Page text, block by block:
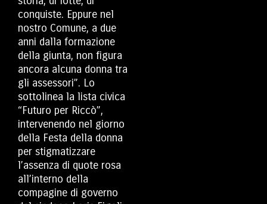
conquiste. Eppure nel
nostro Comune, a due
anni dalla formazione
della giunta, non figura
ancora alcuna donna tra
gli assessori”. Lo
sottolinea la lista civica
“Futuro per Riccò”,
intervenendo nel giorno
della Festa della donna
per stigmatizzare
l’assenza di quote rosa
all’interno della
compagine di governo